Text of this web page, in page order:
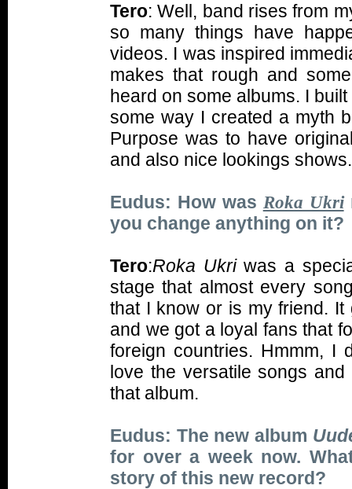
Tero: Well, band rises from
so many things have
videos. I was inspired
makes that rough and
heard on some albums. I
some way I created a myth
Purpose was to have
and also nice lookings shows.
Eudus: How was Roka Ukri
you change anything on it?
Tero:Roka Ukriwas a
stage that almost every
that I know or is my friend.
and we got a loyal fans that
foreign countries. Hmmm, I
love the versatile songs
that album.
Eudus: The new album
for over a week now.
story of this new record?